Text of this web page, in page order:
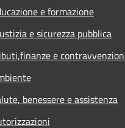
e formazione
e sicurezza pubblica
e
benessere e assistenza